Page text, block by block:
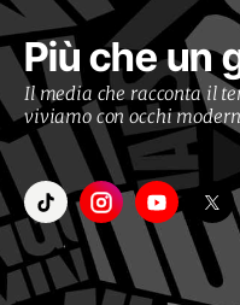
Più che un
Il media che racconta il
viviamo con occhi